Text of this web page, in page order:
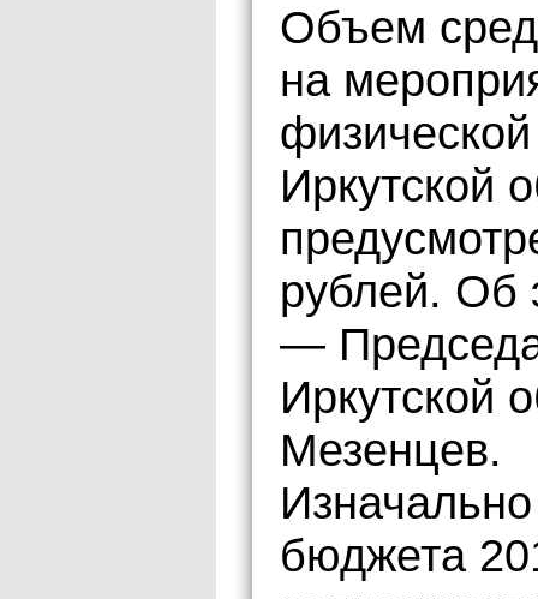
Объем
на
Иркутской
рублей. Об
—
Иркутской
Мезенцев.
бюджета